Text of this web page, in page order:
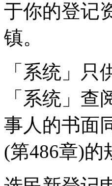
于你的登记
镇。
「系统」
「系统」
事人的书面
(第486章)的